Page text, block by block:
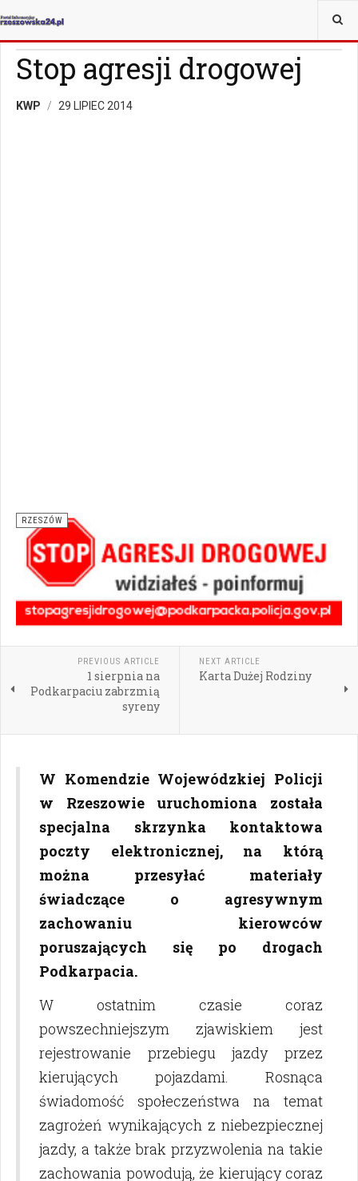
JESTEŚ TUTAJ:
Stop agresji drogowej
KWP 29 LIPIEC 2014
RZESZÓW
PREVIOUS ARTICLE
1 sierpnia na
Podkarpaciu zabrzmią
syreny
NEXT ARTICLE
Karta Dużej Rodziny
W Komendzie Wojewódzkiej Policji
w Rzeszowie uruchomiona została
specjalna skrzynka kontaktowa
poczty elektronicznej, na którą
można przesyłać materiały
świadczące o agresywnym
zachowaniu kierowców
poruszających się po drogach
Podkarpacia.
W ostatnim czasie coraz
powszechniejszym zjawiskiem jest
rejestrowanie przebiegu jazdy przez
kierujących pojazdami. Rosnąca
świadomość społeczeństwa na temat
zagrożeń wynikających z niebezpiecznej
jazdy, a także brak przyzwolenia na takie
zachowania powodują, że kierujący coraz